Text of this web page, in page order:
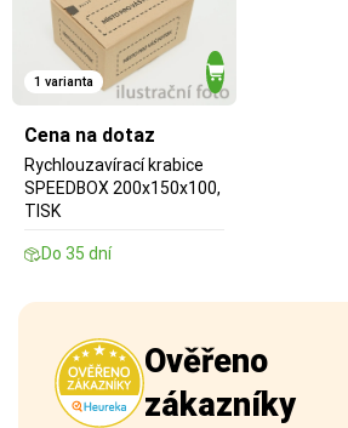
1 varianta
Cena na dotaz
Rychlouzavírací krabice
SPEEDBOX 200x150x100,
TISK
Do 35 dní
Ověřeno
zákazníky